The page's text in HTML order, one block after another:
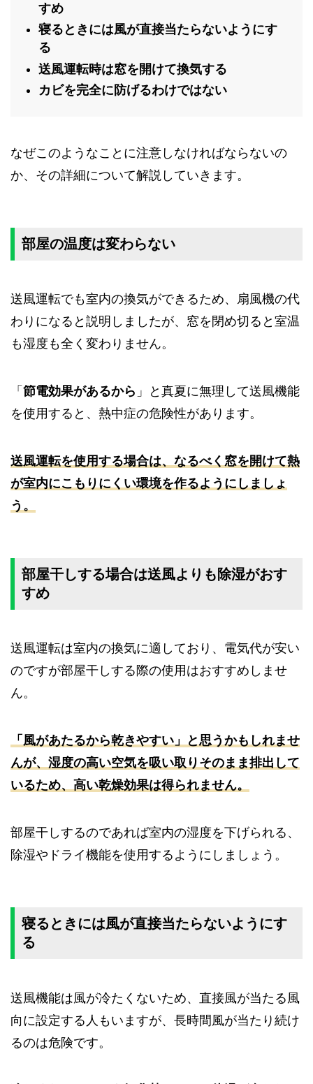
すめ
寝るときには風が直接当たらないようにす
る
送風運転時は窓を開けて換気する
カビを完全に防げるわけではない
なぜこのようなことに注意しなければならないの
か、その詳細について解説していきます。
部屋の温度は変わらない
送風運転でも室内の換気ができるため、扇風機の代
わりになると説明しましたが、窓を閉め切ると室温
も湿度も全く変わりません。
「 節電効果があるから 」と真夏に無理して送風機能
を使用すると、熱中症の危険性があります。
送風運転を使用する場合は、なるべく窓を開けて熱
が室内にこもりにくい環境を作るようにしましょ
う。
部屋干しする場合は送風よりも除湿がおす
すめ
送風運転は室内の換気に適しており、電気代が安い
のですが部屋干しする際の使用はおすすめしませ
ん。
「風があたるから乾きやすい」と思うかもしれませ
んが、湿度の高い空気を吸い取りそのまま排出して
いるため、高い乾燥効果は得られません。
部屋干しするのであれば室内の湿度を下げられる、
除湿やドライ機能を使用するようにしましょう。
寝るときには風が直接当たらないようにす
る
送風機能は風が冷たくないため、直接風が当たる風
向に設定する人もいますが、長時間風が当たり続け
るのは危険です。